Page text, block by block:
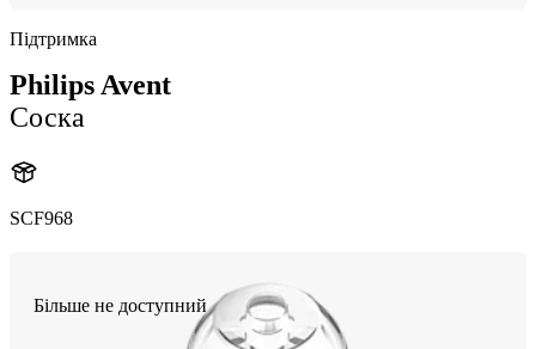
Підтримка
Philips Avent
Соска
SCF968
Більше не доступний